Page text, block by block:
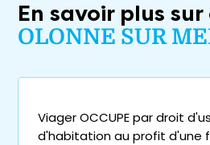
En savoir plus
OLONNE SUR
Viager OCCUPE par droit
d'habitation au profit d'une